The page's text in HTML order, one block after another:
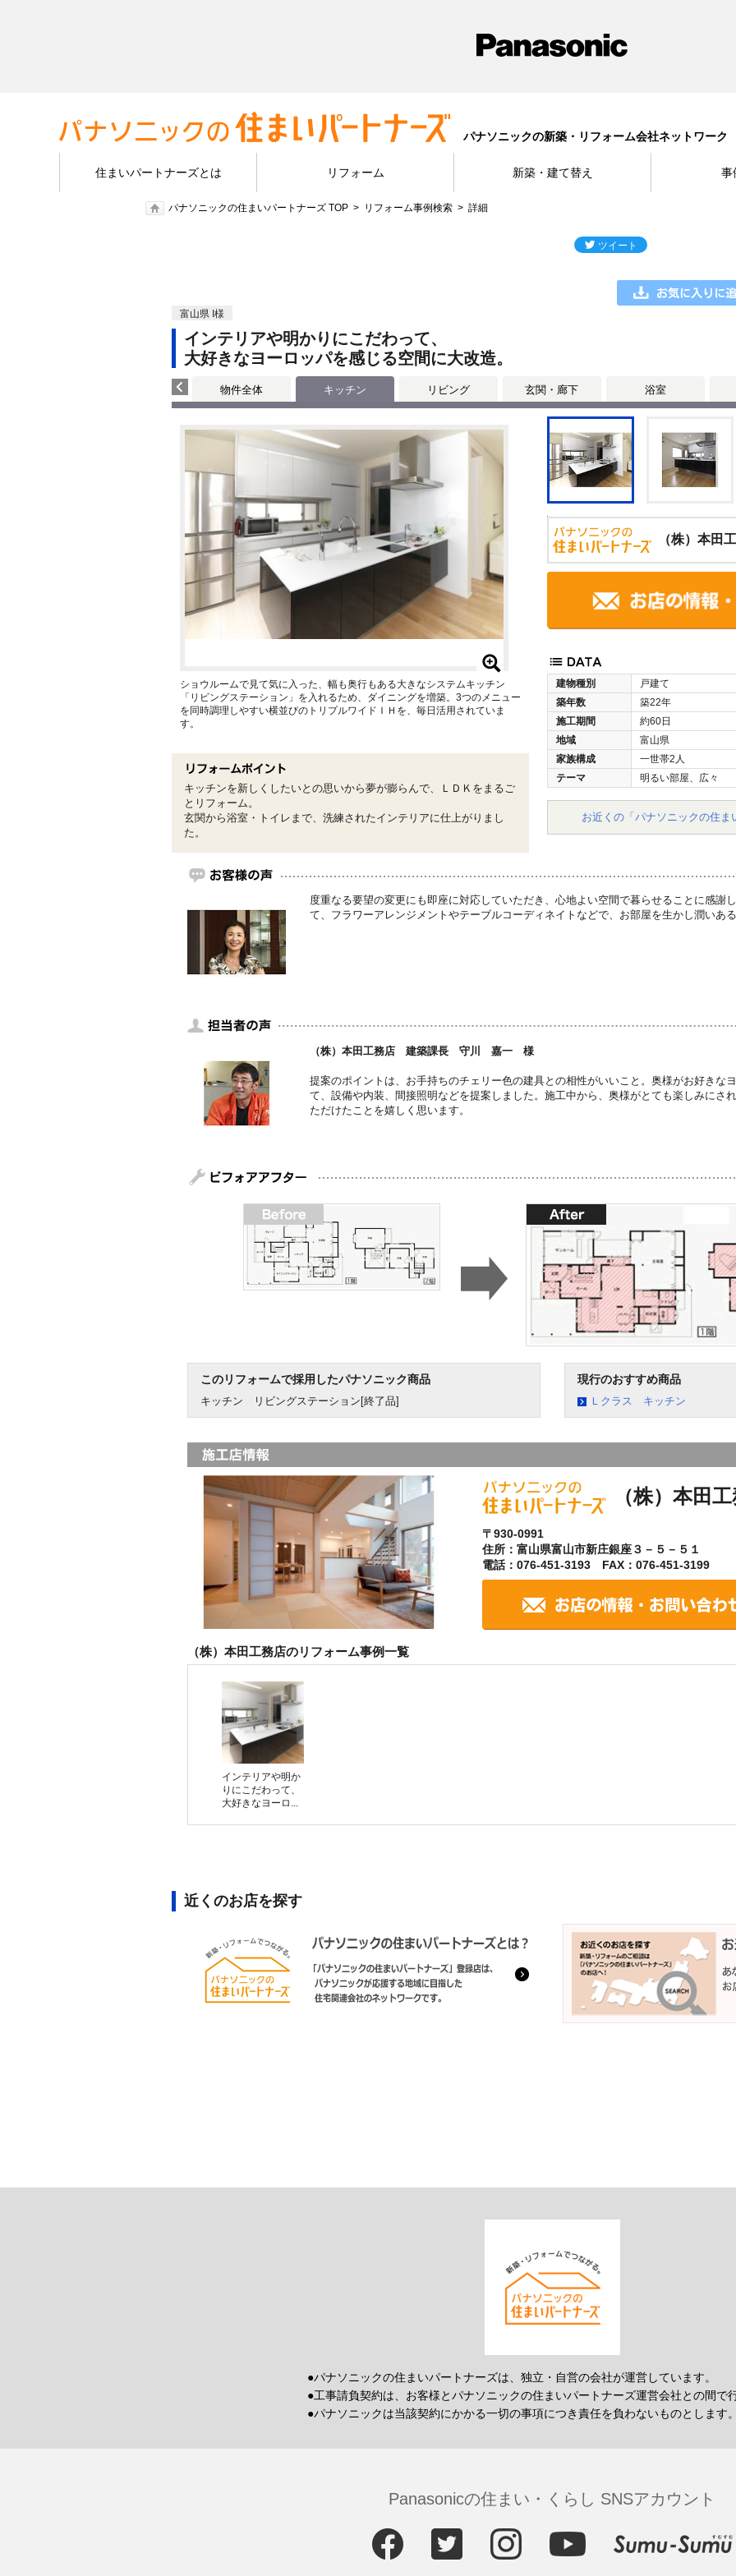
パナソニックの新築・リフォーム会社ネットワーク
住まいパートナーズとは リフォーム 新築・建て替え 事
パナソニックの住まいパートナーズ TOP リフォーム事例検索 詳細
富山県 I様
インテリアや明かりにこだわって、
大好きなヨーロッパを感じる空間に大改造。
物件全体 キッチン リビング 玄関・廊下 浴室
（株）本田
建物種別
戸建て
築年数
築22年
施工期間
約60日
地域
富山県
家族構成
一世帯2人
テーマ
明るい部屋、広々
お近くの「パナソニックの住
ショウルームで見て気に入った、幅も奥行もある大きなシステムキッチン
「リビングステーション」を入れるため、ダイニングを増築。3つのメニュー
を同時調理しやすい横並びのトリプルワイドＩＨを、毎日活用されていま
す。
キッチンを新しくしたいとの思いから夢が膨らんで、ＬＤＫをまるご
とリフォーム。
玄関から浴室・トイレまで、洗練されたインテリアに仕上がりまし
た。
度重なる要望の変更にも即座に対応していただき、心地よい空間で暮らせることに感謝
て、フラワーアレンジメントやテーブルコーディネイトなどで、お部屋を生かし潤いあ
（株）本田工務店 建築課長 守川 嘉一 様
提案のポイントは、お手持ちのチェリー色の建具との相性がいいこと。奥様がお好きな
て、設備や内装、間接照明などを提案しました。施工中から、奥様がとても楽しみにさ
ただけたことを嬉しく思います。
このリフォームで採用したパナソニック商品
キッチン リビングステーション[終了品]
現行のおすすめ商品
Ｌクラス キッチン
（株）本田
〒930-0991
住所：富山県富山市新庄銀座３－５－５１
電話：076-451-3193 FAX：076-451-3199
（株）本田工務店のリフォーム事例一覧
インテリアや明か
りにこだわって、
大好きなヨーロ...
近くのお店を探す
●パナソニックの住まいパートナーズは、独立・自営の会社が運営しています。
●工事請負契約は、お客様とパナソニックの住まいパートナーズ運営会社との間で
●パナソニックは当該契約にかかる一切の事項につき責任を負わないものとします
Panasonicの住まい・くらし SNSアカウント